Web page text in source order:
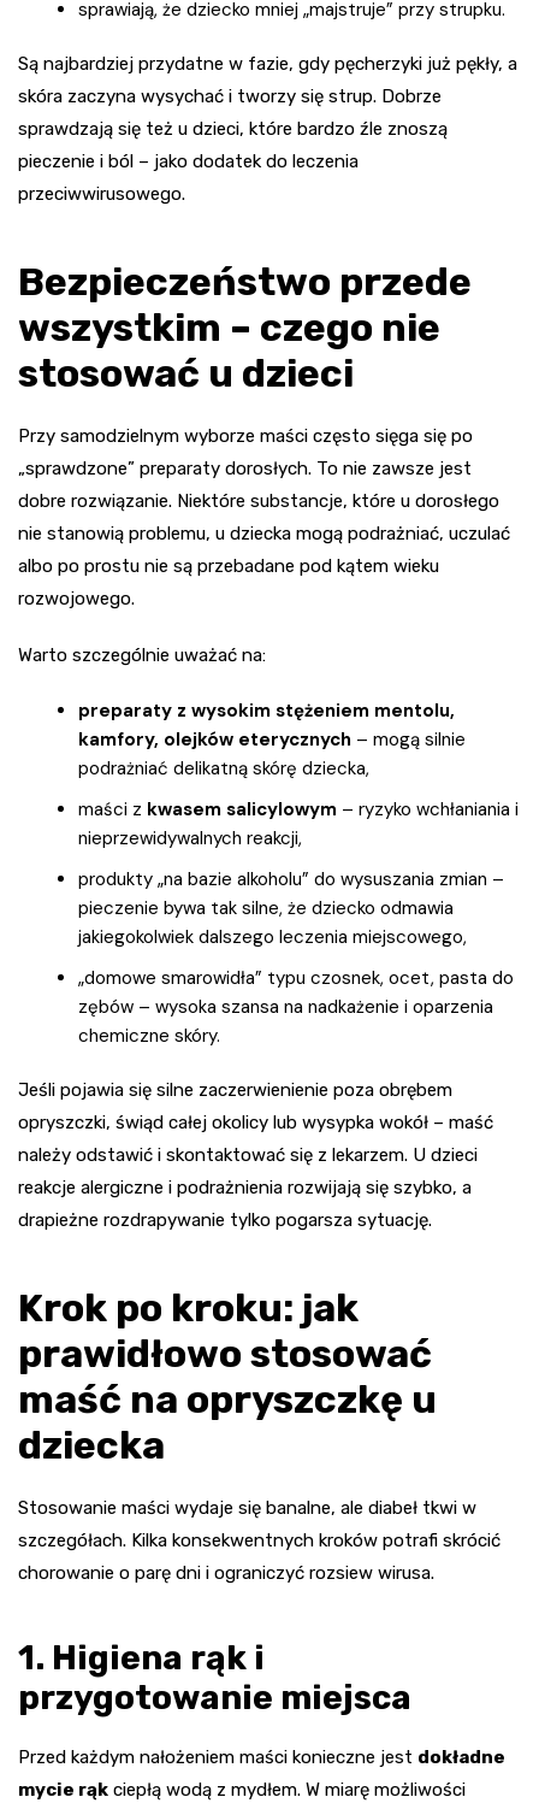
sprawiają, że dziecko mniej „majstruje” przy strupku.
Są najbardziej przydatne w fazie, gdy pęcherzyki już pękły, a
skóra zaczyna wysychać i tworzy się strup. Dobrze
sprawdzają się też u dzieci, które bardzo źle znoszą
pieczenie i ból – jako dodatek do leczenia
przeciwwirusowego.
Bezpieczeństwo przede
wszystkim – czego nie
stosować u dzieci
Przy samodzielnym wyborze maści często sięga się po
„sprawdzone” preparaty dorosłych. To nie zawsze jest
dobre rozwiązanie. Niektóre substancje, które u dorosłego
nie stanowią problemu, u dziecka mogą podrażniać, uczulać
albo po prostu nie są przebadane pod kątem wieku
rozwojowego.
Warto szczególnie uważać na:
preparaty z wysokim stężeniem mentolu,
kamfory, olejków eterycznych – mogą silnie
podrażniać delikatną skórę dziecka,
maści z kwasem salicylowym – ryzyko wchłaniania i
nieprzewidywalnych reakcji,
produkty „na bazie alkoholu” do wysuszania zmian –
pieczenie bywa tak silne, że dziecko odmawia
jakiegokolwiek dalszego leczenia miejscowego,
„domowe smarowidła” typu czosnek, ocet, pasta do
zębów – wysoka szansa na nadkażenie i oparzenia
chemiczne skóry.
Jeśli pojawia się silne zaczerwienienie poza obrębem
opryszczki, świąd całej okolicy lub wysypka wokół – maść
należy odstawić i skontaktować się z lekarzem. U dzieci
reakcje alergiczne i podrażnienia rozwijają się szybko, a
drapieżne rozdrapywanie tylko pogarsza sytuację.
Krok po kroku: jak
prawidłowo stosować
maść na opryszczkę u
dziecka
Stosowanie maści wydaje się banalne, ale diabeł tkwi w
szczegółach. Kilka konsekwentnych kroków potrafi skrócić
chorowanie o parę dni i ograniczyć rozsiew wirusa.
1. Higiena rąk i
przygotowanie miejsca
Przed każdym nałożeniem maści konieczne jest dokładne
mycie rąk ciepłą wodą z mydłem. W miarę możliwości